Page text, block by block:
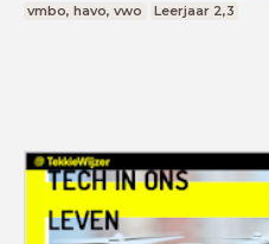
vmbo, havo, vwo
Leerjaar 2,3